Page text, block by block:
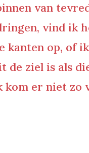
van
vind ik
kanten op, of
ziel is als
er niet zo